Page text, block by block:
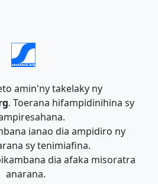
amin'ny takelaky ny
. Toerana hifampidinihina sy
ianao dia ampidiro ny
sy tenimiafina.
dia afaka misoratra
anarana.